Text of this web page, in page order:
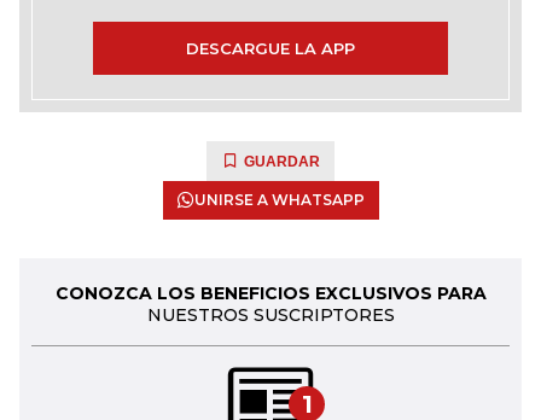
DESCARGUE LA APP
GUARDAR
UNIRSE A WHATSAPP
CONOZCA LOS BENEFICIOS EXCLUSIVOS PARA
NUESTROS SUSCRIPTORES
1